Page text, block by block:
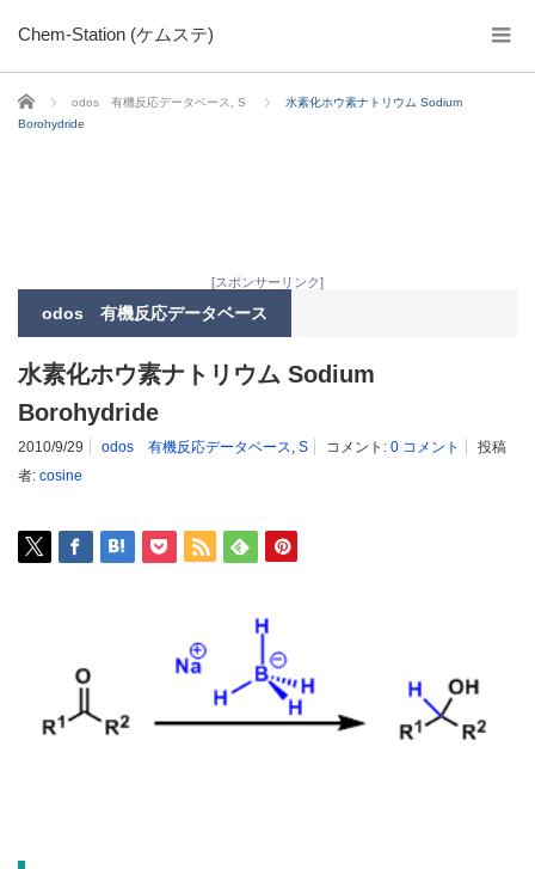
Chem-Station (ケムステ)
ホーム odos 有機反応データベース S
水素化ホウ素ナトリウム Sodium
Borohydride
[スポンサーリンク]
odos 有機反応データベース
水素化ホウ素ナトリウム Sodium
Borohydride
2010/9/29 odos 有機反応データベース, S コメント: 0 コメント
投稿
者: cosine